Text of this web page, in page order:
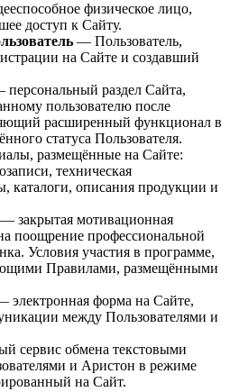
физическое лицо,
доступ к Сайту.
— Пользователь,
на Сайте и создавший
раздел Сайта,
пользователю после
расширенный функционал в
статуса Пользователя.
размещённые на Сайте:
техническая
каталоги, описания продукции и
— закрытая мотивационная
поощрение профессиональной
Условия участия в программе,
Правилами, размещёнными
электронная форма на Сайте,
между Пользователями и
сервис обмена текстовыми
и Аристон в режиме
на Сайт.